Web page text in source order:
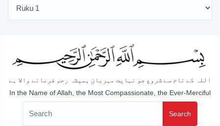
اللہ کے نام سے شروع جو نہایت مہربان ہمیشہ رحم فرمانے والا ہے
In the Name of Allah, the Most Compassionate, the Ever-Merciful
Search